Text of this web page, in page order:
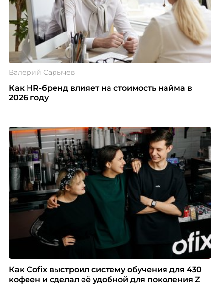
Валерий Сарычев
Как HR-бренд влияет на стоимость найма в
2026 году
Как Cofix выстроил систему обучения для 430
кофеен и сделал её удобной для поколения Z